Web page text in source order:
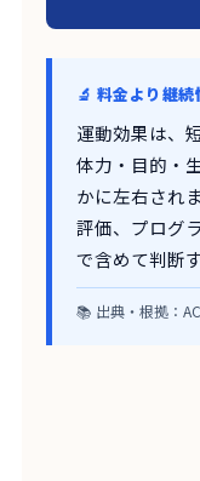
🔬 料金より継
運動効果は、
体力・目的・
かに左右され
評価、プログ
で含めて判断
📚 出典・根拠：